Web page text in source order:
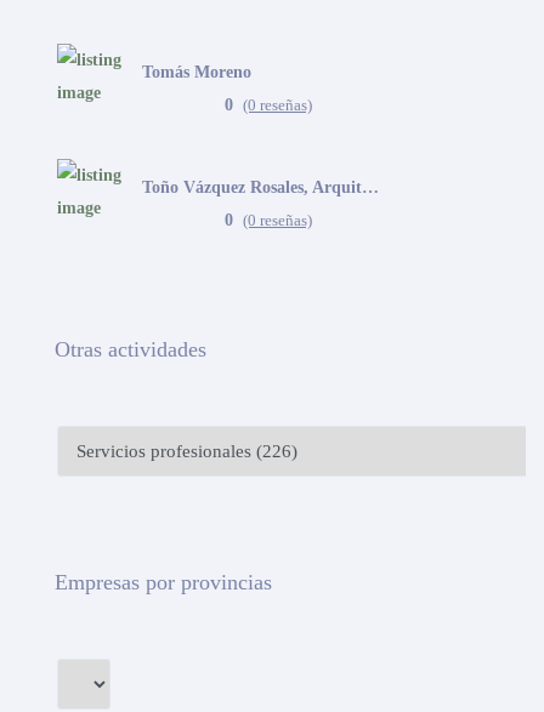
Tomás Moreno
0 (0 reseñas)
Toño Vázquez Rosales, Arquitecto
0 (0 reseñas)
Otras actividades
Empresas por provincias